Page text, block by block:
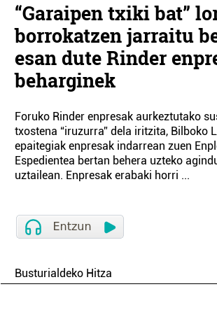
“Garaipen txiki bat”
borrokatzen jarraitu
esan dute Rinder
beharginek
Foruko Rinder enpresak aurkeztutako
txostena “iruzurra” dela iritzita, Bilboko
epaitegiak enpresak indarrean zuen
Espedientea bertan behera uzteko
uztailean. Enpresak erabaki horri ...
Busturialdeko Hitza